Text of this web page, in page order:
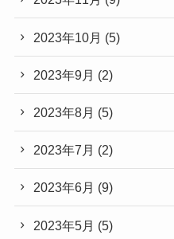
2023年10月 (5)
2023年9月 (2)
2023年8月 (5)
2023年7月 (2)
2023年6月 (9)
2023年5月 (5)